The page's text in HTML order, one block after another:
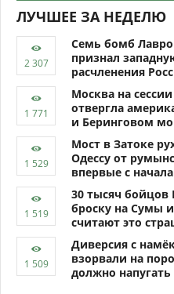
ЛУЧШЕЕ ЗА НЕДЕЛЮ
Семь бомб
признал
расчленения
Москва на
отвергла
и Беринговом
Мост в Затоке
Одессу от
впервые с
30 тысяч бойцов
броску на Сумы
считают это
Диверсия с
взорвали на
должно напугать